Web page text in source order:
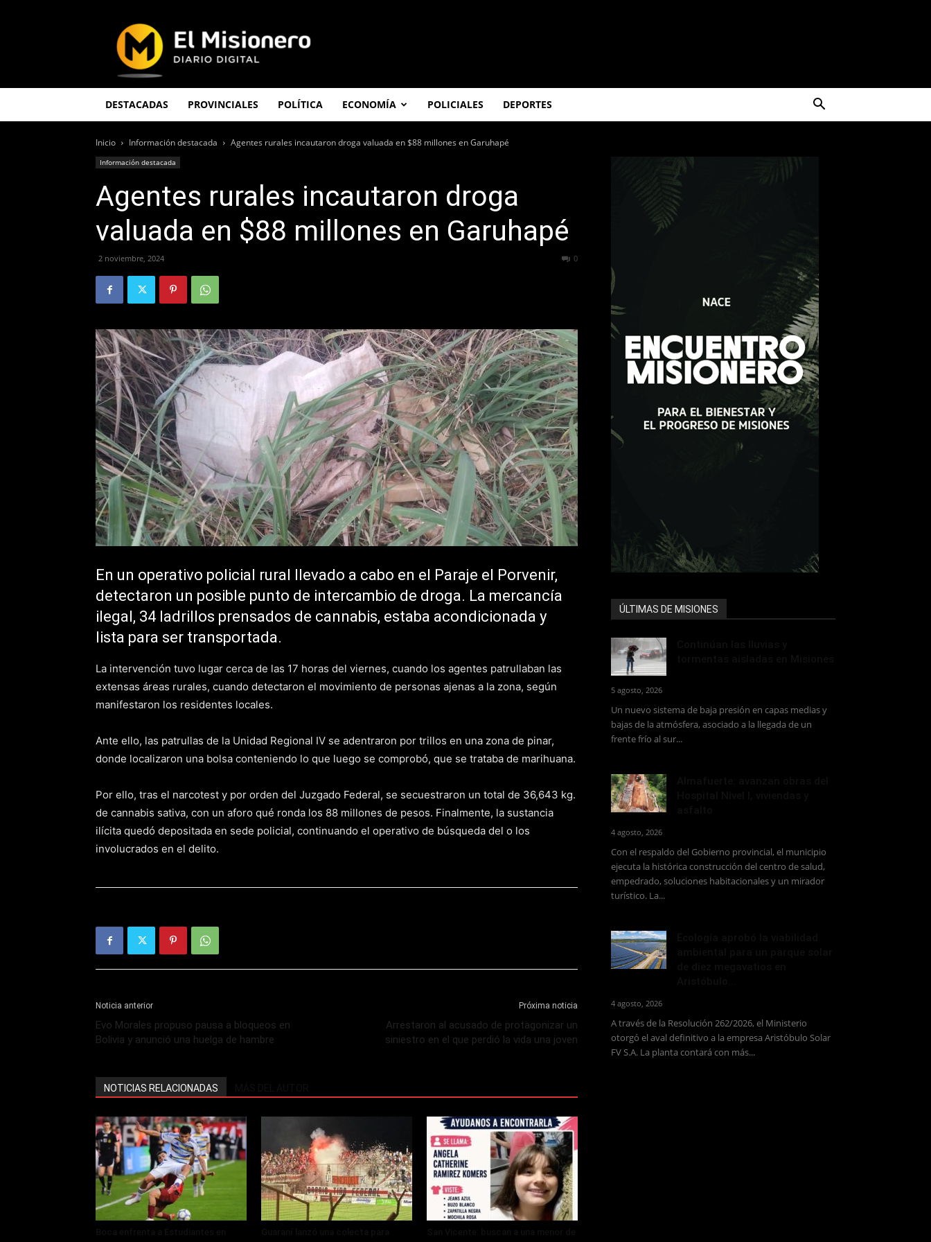
Misionero
DESTACADAS PROVINCIALES POLÍTICA ECONOMÍA POLICIALES DEPORTES
Inicio Información destacada Agentes rurales incautaron droga valuada en $88 millones en Garuhapé
Información destacada
Agentes rurales incautaron droga
valuada en $88 millones en Garuhapé
2 noviembre, 2024 0
En un operativo policial rural llevado a cabo en el Paraje el Porvenir,
detectaron un posible punto de intercambio de droga. La mercancía
ilegal, 34 ladrillos prensados de cannabis, estaba acondicionada y
lista para ser transportada.
La intervención tuvo lugar cerca de las 17 horas del viernes, cuando los agentes patrullaban las
extensas áreas rurales, cuando detectaron el movimiento de personas ajenas a la zona, según
manifestaron los residentes locales.
Ante ello, las patrullas de la Unidad Regional IV se adentraron por trillos en una zona de pinar,
donde localizaron una bolsa conteniendo lo que luego se comprobó, que se trataba de marihuana.
Por ello, tras el narcotest y por orden del Juzgado Federal, se secuestraron un total de 36,643 kg.
de cannabis sativa, con un aforo qué ronda los 88 millones de pesos. Finalmente, la sustancia
ilícita quedó depositada en sede policial, continuando el operativo de búsqueda del o los
involucrados en el delito.
Noticia anterior
Evo Morales propuso pausa a bloqueos en
Bolivia y anunció una huelga de hambre
Próxima noticia
Arrestaron al acusado de protagonizar un
siniestro en el que perdió la vida una joven
NOTICIAS RELACIONADAS
ÚLTIMAS DE MISIONES
5 agosto, 2026
Un nuevo sistema de baja presión en capas medias y
bajas de la atmósfera, asociado a la llegada de un
frente frío al sur...
4 agosto, 2026
Con el respaldo del Gobierno provincial, el municipio
ejecuta la histórica construcción del centro de salud,
empedrado, soluciones habitacionales y un mirador
turístico. La...
4 agosto, 2026
A través de la Resolución 262/2026, el Ministerio
otorgó el aval definitivo a la empresa Aristóbulo Solar
FV S.A. La planta contará con más...